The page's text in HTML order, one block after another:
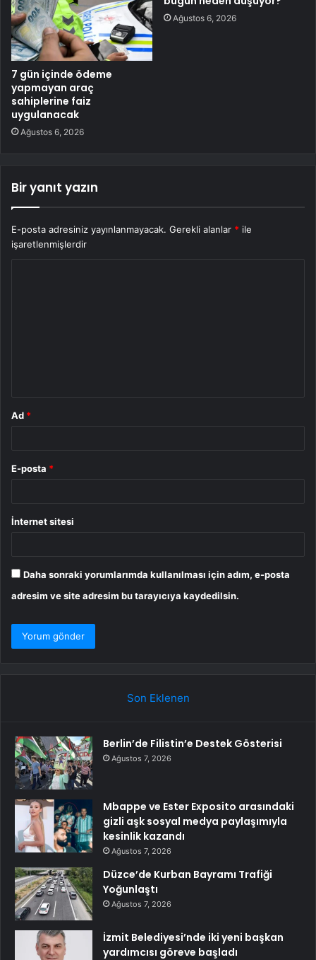
7 gün içinde ödeme
yapmayan araç
sahiplerine faiz
uygulanacak
Ağustos 6, 2026
Ağustos 6, 2026
Bir yanıt yazın
E-posta adresiniz yayınlanmayacak. Gerekli alanlar * ile
işaretlenmişlerdir
Ad *
E-posta *
İnternet sitesi
Daha sonraki yorumlarımda kullanılması için adım, e-posta
adresim ve site adresim bu tarayıcıya kaydedilsin.
Son Eklenen
Berlin’de Filistin’e Destek Gösterisi
Ağustos 7, 2026
Mbappe ve Ester Exposito arasındaki
gizli aşk sosyal medya paylaşımıyla
kesinlik kazandı
Ağustos 7, 2026
Düzce’de Kurban Bayramı Trafiği
Yoğunlaştı
Ağustos 7, 2026
İzmit Belediyesi’nde iki yeni başkan
yardımcısı göreve başladı